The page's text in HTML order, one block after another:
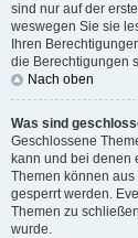
sind nur auf der
weswegen Sie sie
Ihren
die Berechtigungen
Nach oben
Was sind
Geschlossene
kann und bei denen
Themen können
gesperrt werden.
Themen zu
wurde.